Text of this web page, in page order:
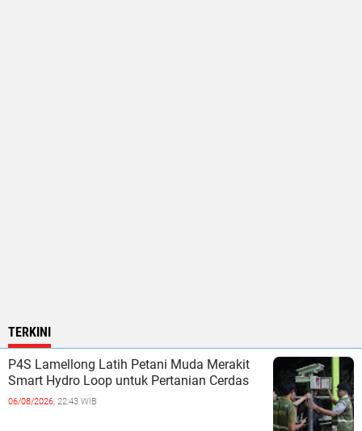
TERKINI
P4S Lamellong Latih Petani Muda Merakit
Smart Hydro Loop untuk Pertanian Cerdas
06/08/2026, 22:43 WIB